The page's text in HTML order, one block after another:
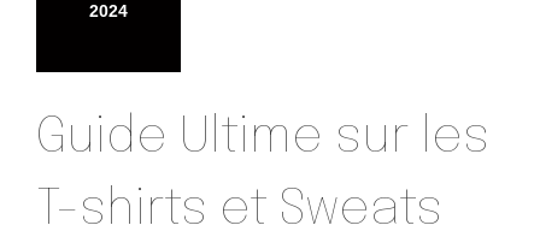
2024
Guide Ultime sur les
T-shirts et Sweats